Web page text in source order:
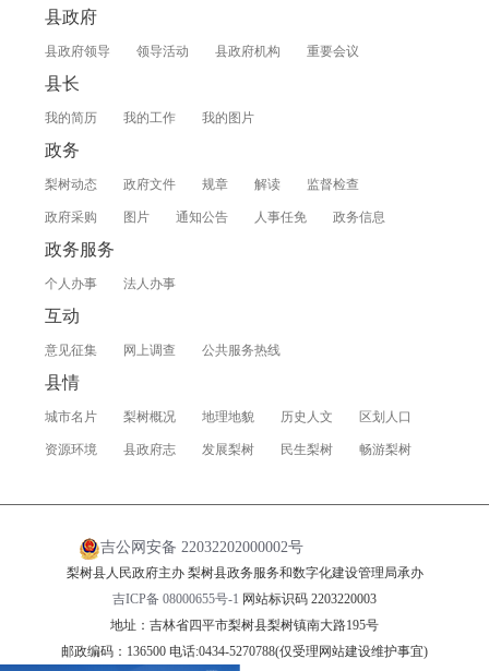
县政府
县政府领导 领导活动 县政府机构 重要会议
县长
我的简历 我的工作 我的图片
政务
梨树动态 政府文件 规章 解读 监督检查
政府采购 图片 通知公告 人事任免 政务信息
政务服务
个人办事 法人办事
互动
意见征集 网上调查 公共服务热线
县情
城市名片 梨树概况 地理地貌 历史人文 区划人口
资源环境 县政府志 发展梨树 民生梨树 畅游梨树
吉公网安备 22032202000002号
梨树县人民政府主办 梨树县政务服务和数字化建设管理局承办
吉ICP备 08000655号-1 网站标识码 2203220003
地址：吉林省四平市梨树县梨树镇南大路195号
邮政编码：136500 电话:0434-5270788(仅受理网站建设维护事宜)